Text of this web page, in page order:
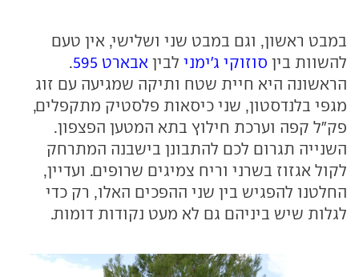
במבט ראשון, וגם במבט שני ושלישי, אין טעם
להשוות בין סוזוקי ג'ימני לבין אבארט 595
.
הראשונה היא חיית שטח ותיקה שמגיעה עם זוג
מגפי בלנדסטון, שני כיסאות פלסטיק מתקפלים,
פק"ל קפה וערכת חילוץ בתא המטען הפצפון.
השנייה תגרום לכם להתבונן בישבנה המתרחק
לקול אגזוז בשרני וריח צמיגים שרופים. ועדיין,
החלטנו להפגיש בין שני ההפכים האלו, רק כדי
לגלות שיש ביניהם גם לא מעט נקודות דומות.